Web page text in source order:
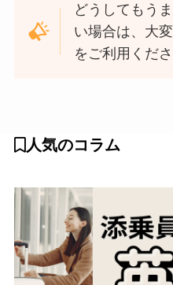
どうしてもう
い場合は、大
をご利用くださ
人気のコラム